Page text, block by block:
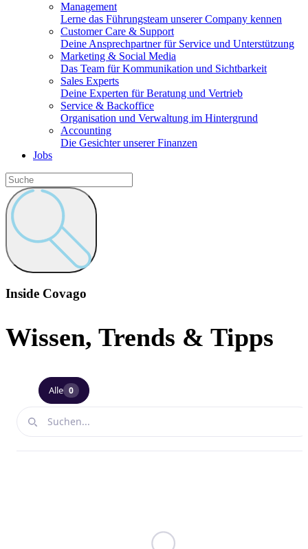
Management
Lerne das Führungsteam unserer Company kennen
Customer Care & Support
Deine Ansprechpartner für Service und Unterstützung
Marketing & Social Media
Das Team für Kommunikation und Sichtbarkeit
Sales Experts
Deine Experten für Beratung und Vertrieb
Service & Backoffice
Organisation und Verwaltung im Hintergrund
Accounting
Die Gesichter unserer Finanzen
Jobs
Inside Covago
Wissen, Trends & Tipps
Alle 0